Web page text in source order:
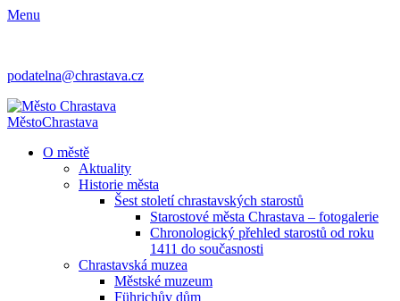
Menu
podatelna@chrastava.cz
MěstoChrastava
O městě
Aktuality
Historie města
Šest století chrastavských starostů
Starostové města Chrastava – fotogalerie
Chronologický přehled starostů od roku
1411 do současnosti
Chrastavská muzea
Městské muzeum
Führichův dům